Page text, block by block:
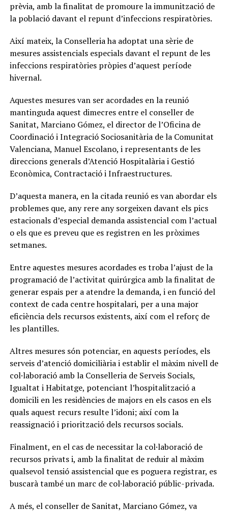
prèvia, amb la finalitat de promoure la immunització de
la població davant el repunt d’infeccions respiratòries.
Així mateix, la Conselleria ha adoptat una sèrie de
mesures assistencials especials davant el repunt de les
infeccions respiratòries pròpies d’aquest període
hivernal.
Aquestes mesures van ser acordades en la reunió
mantinguda aquest dimecres entre el conseller de
Sanitat, Marciano Gómez, el director de l’Oficina de
Coordinació i Integració Sociosanitària de la Comunitat
Valenciana, Manuel Escolano, i representants de les
direccions generals d’Atenció Hospitalària i Gestió
Econòmica, Contractació i Infraestructures.
D’aquesta manera, en la citada reunió es van abordar els
problemes que, any rere any sorgeixen davant els pics
estacionals d’especial demanda assistencial com l’actual
o els que es preveu que es registren en les pròximes
setmanes.
Entre aquestes mesures acordades es troba l’ajust de la
programació de l’activitat quirúrgica amb la finalitat de
generar espais per a atendre la demanda, i en funció del
context de cada centre hospitalari, per a una major
eficiència dels recursos existents, així com el reforç de
les plantilles.
Altres mesures són potenciar, en aquests períodes, els
serveis d’atenció domiciliària i establir el màxim nivell de
col·laboració amb la Conselleria de Serveis Socials,
Igualtat i Habitatge, potenciant l’hospitalització a
domicili en les residències de majors en els casos en els
quals aquest recurs resulte l’idoni; així com la
reassignació i priorització dels recursos socials.
Finalment, en el cas de necessitar la col·laboració de
recursos privats i, amb la finalitat de reduir al màxim
qualsevol tensió assistencial que es poguera registrar, es
buscarà també un marc de col·laboració públic-privada.
A més, el conseller de Sanitat, Marciano Gómez, va